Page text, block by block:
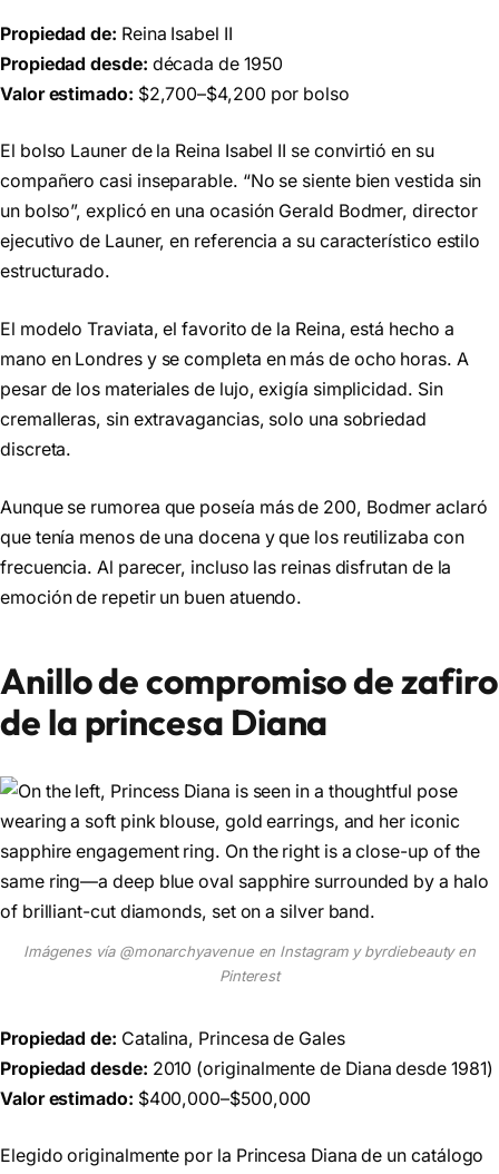
Propiedad de: Reina Isabel II
Propiedad desde: década de 1950
Valor estimado: $2,700–$4,200 por bolso
El bolso Launer de la Reina Isabel II se convirtió en su
compañero casi inseparable. “No se siente bien vestida sin
un bolso”, explicó en una ocasión Gerald Bodmer, director
ejecutivo de Launer, en referencia a su característico estilo
estructurado.
El modelo Traviata, el favorito de la Reina, está hecho a
mano en Londres y se completa en más de ocho horas. A
pesar de los materiales de lujo, exigía simplicidad. Sin
cremalleras, sin extravagancias, solo una sobriedad
discreta.
Aunque se rumorea que poseía más de 200, Bodmer aclaró
que tenía menos de una docena y que los reutilizaba con
frecuencia. Al parecer, incluso las reinas disfrutan de la
emoción de repetir un buen atuendo.
Anillo de compromiso de zafiro
de la princesa Diana
Imágenes vía @monarchyavenue en Instagram y byrdiebeauty en
Pinterest
Propiedad de: Catalina, Princesa de Gales
Propiedad desde: 2010 (originalmente de Diana desde 1981)
Valor estimado: $400,000–$500,000
Elegido originalmente por la Princesa Diana de un catálogo